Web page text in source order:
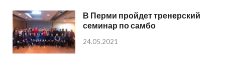
В Перми пройдет тренерский
семинар по самбо
24.05.2021